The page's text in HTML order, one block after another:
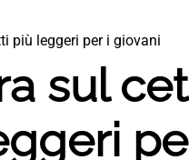
più leggeri per i giovani
sul